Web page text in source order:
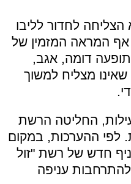
לחדור לליבו
המראה המזמין של
דומה, אגב,
מצליח למשוך
החליטה הרשת
לפי ההערכות, במקום
חדש של רשת "זול
עניפה